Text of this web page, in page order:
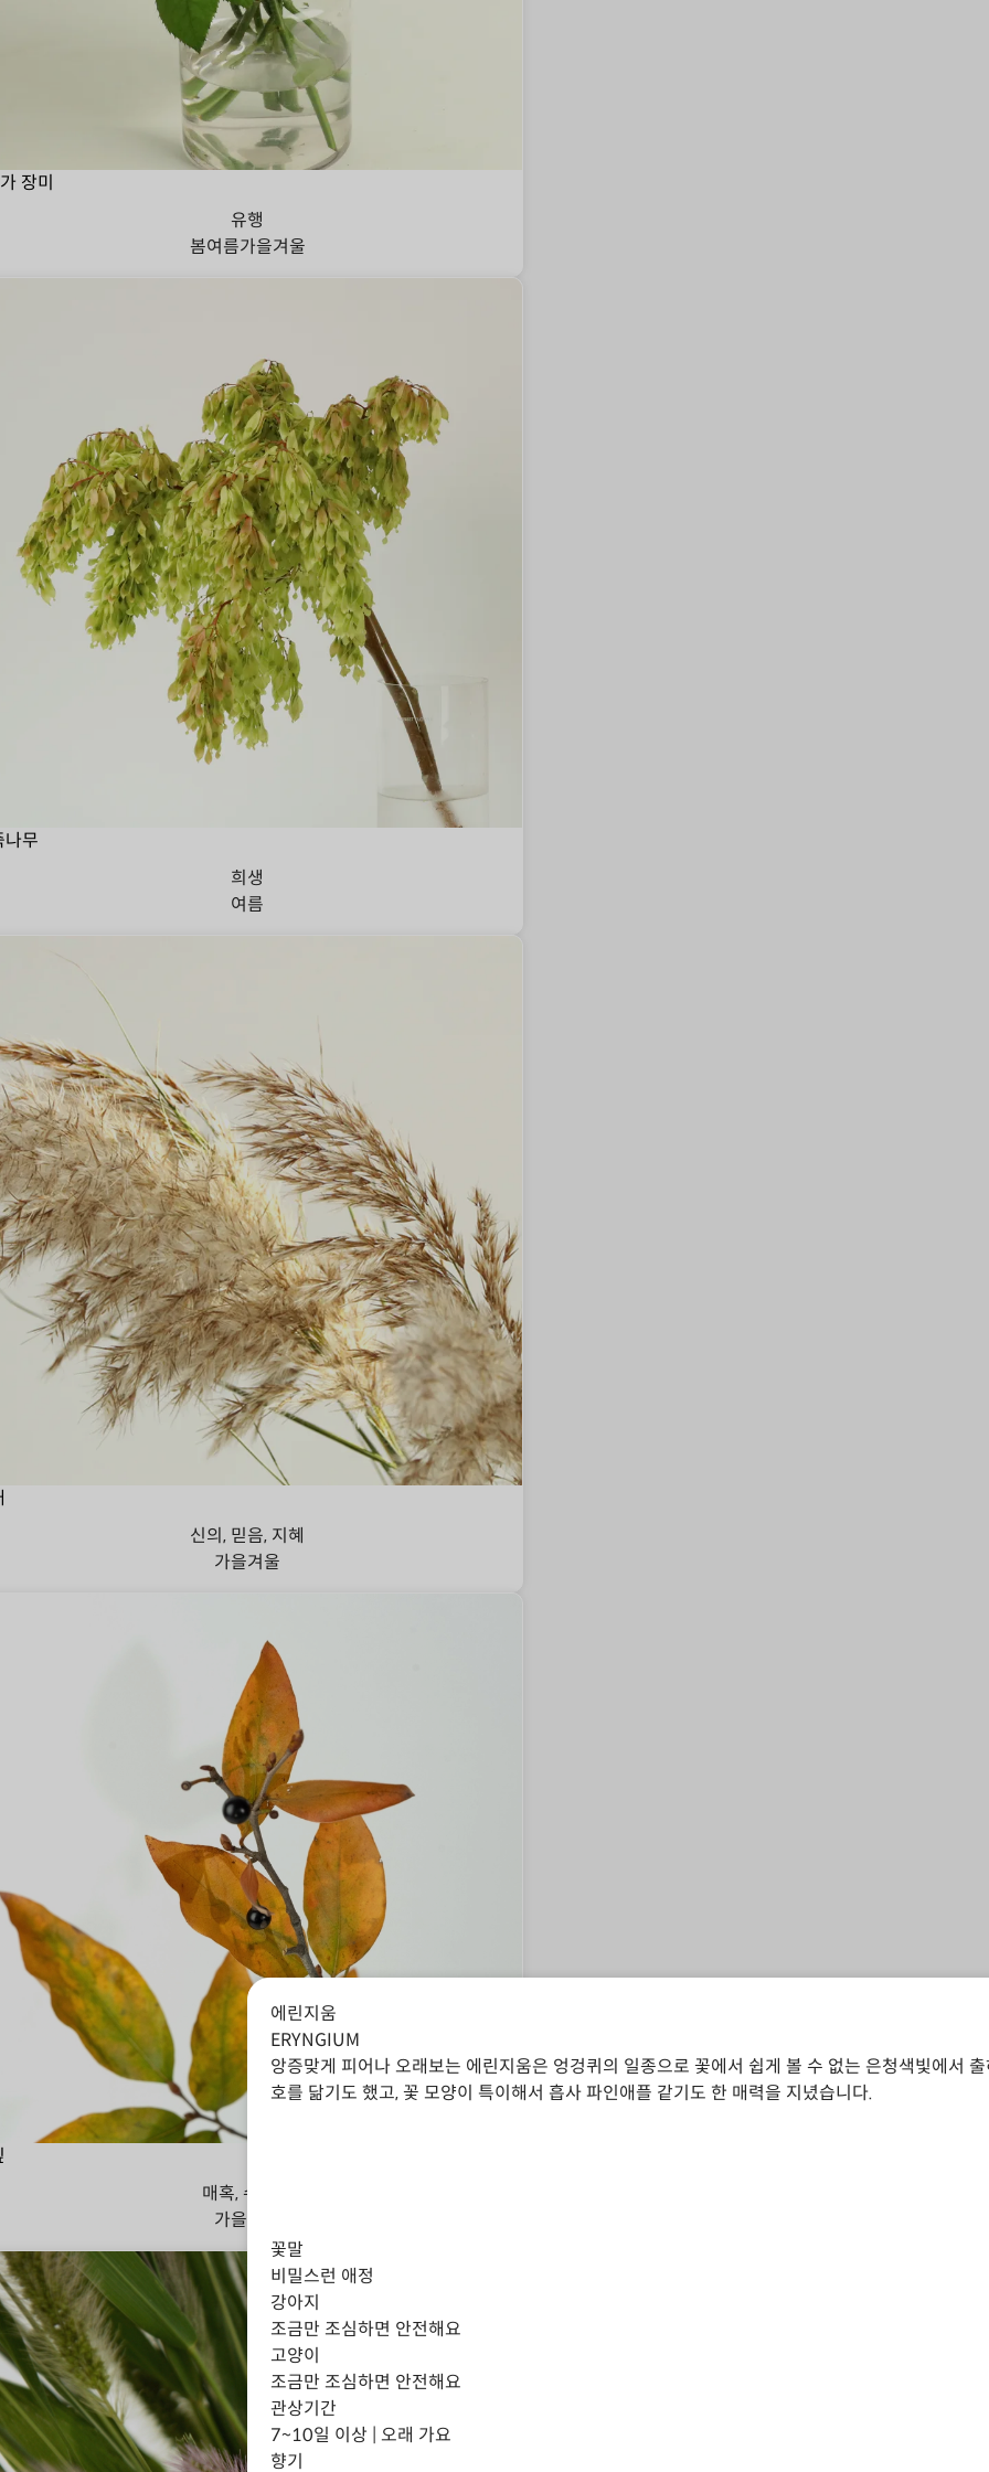
장미
유행
봄여름가을겨울
나무
희생
여름
신의, 믿음, 지혜
가을겨울
매혹, 수줍음
가을
에린지움
ERYNGIUM
앙증맞게 피어나 오래보는 에린지움은 엉겅퀴의 일종으로 꽃에서 쉽게 볼 수 없는 은청색빛에
호를 닮기도 했고, 꽃 모양이 특이해서 흡사 파인애플 같기도 한 매력을 지녔습니다.
꽃말
비밀스런 애정
강아지
조금만 조심하면 안전해요
고양이
조금만 조심하면 안전해요
관상기간
7~10일 이상 | 오래 가요
향기